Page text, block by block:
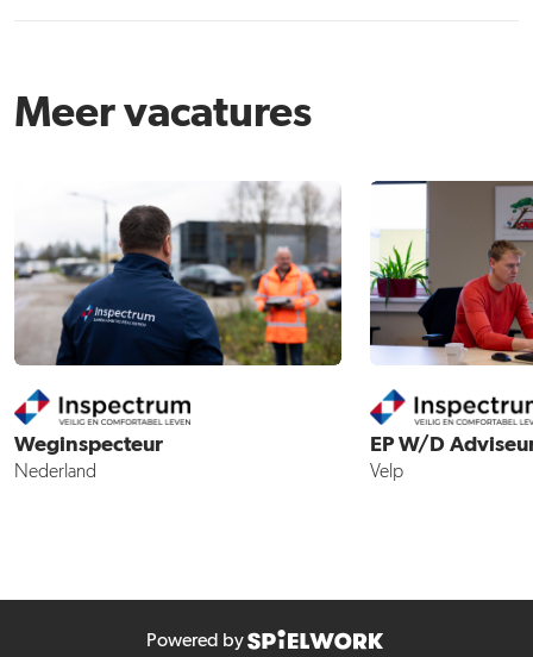
Meer vacatures
Weginspecteur
Nederland
EP W/D
Velp
Powered by